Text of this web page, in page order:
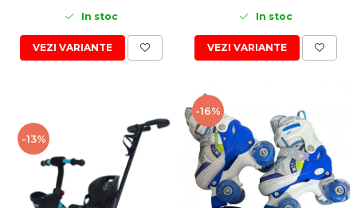
In stoc
VEZI VARIANTE
In stoc
VEZI VARIANTE
-13%
-16%